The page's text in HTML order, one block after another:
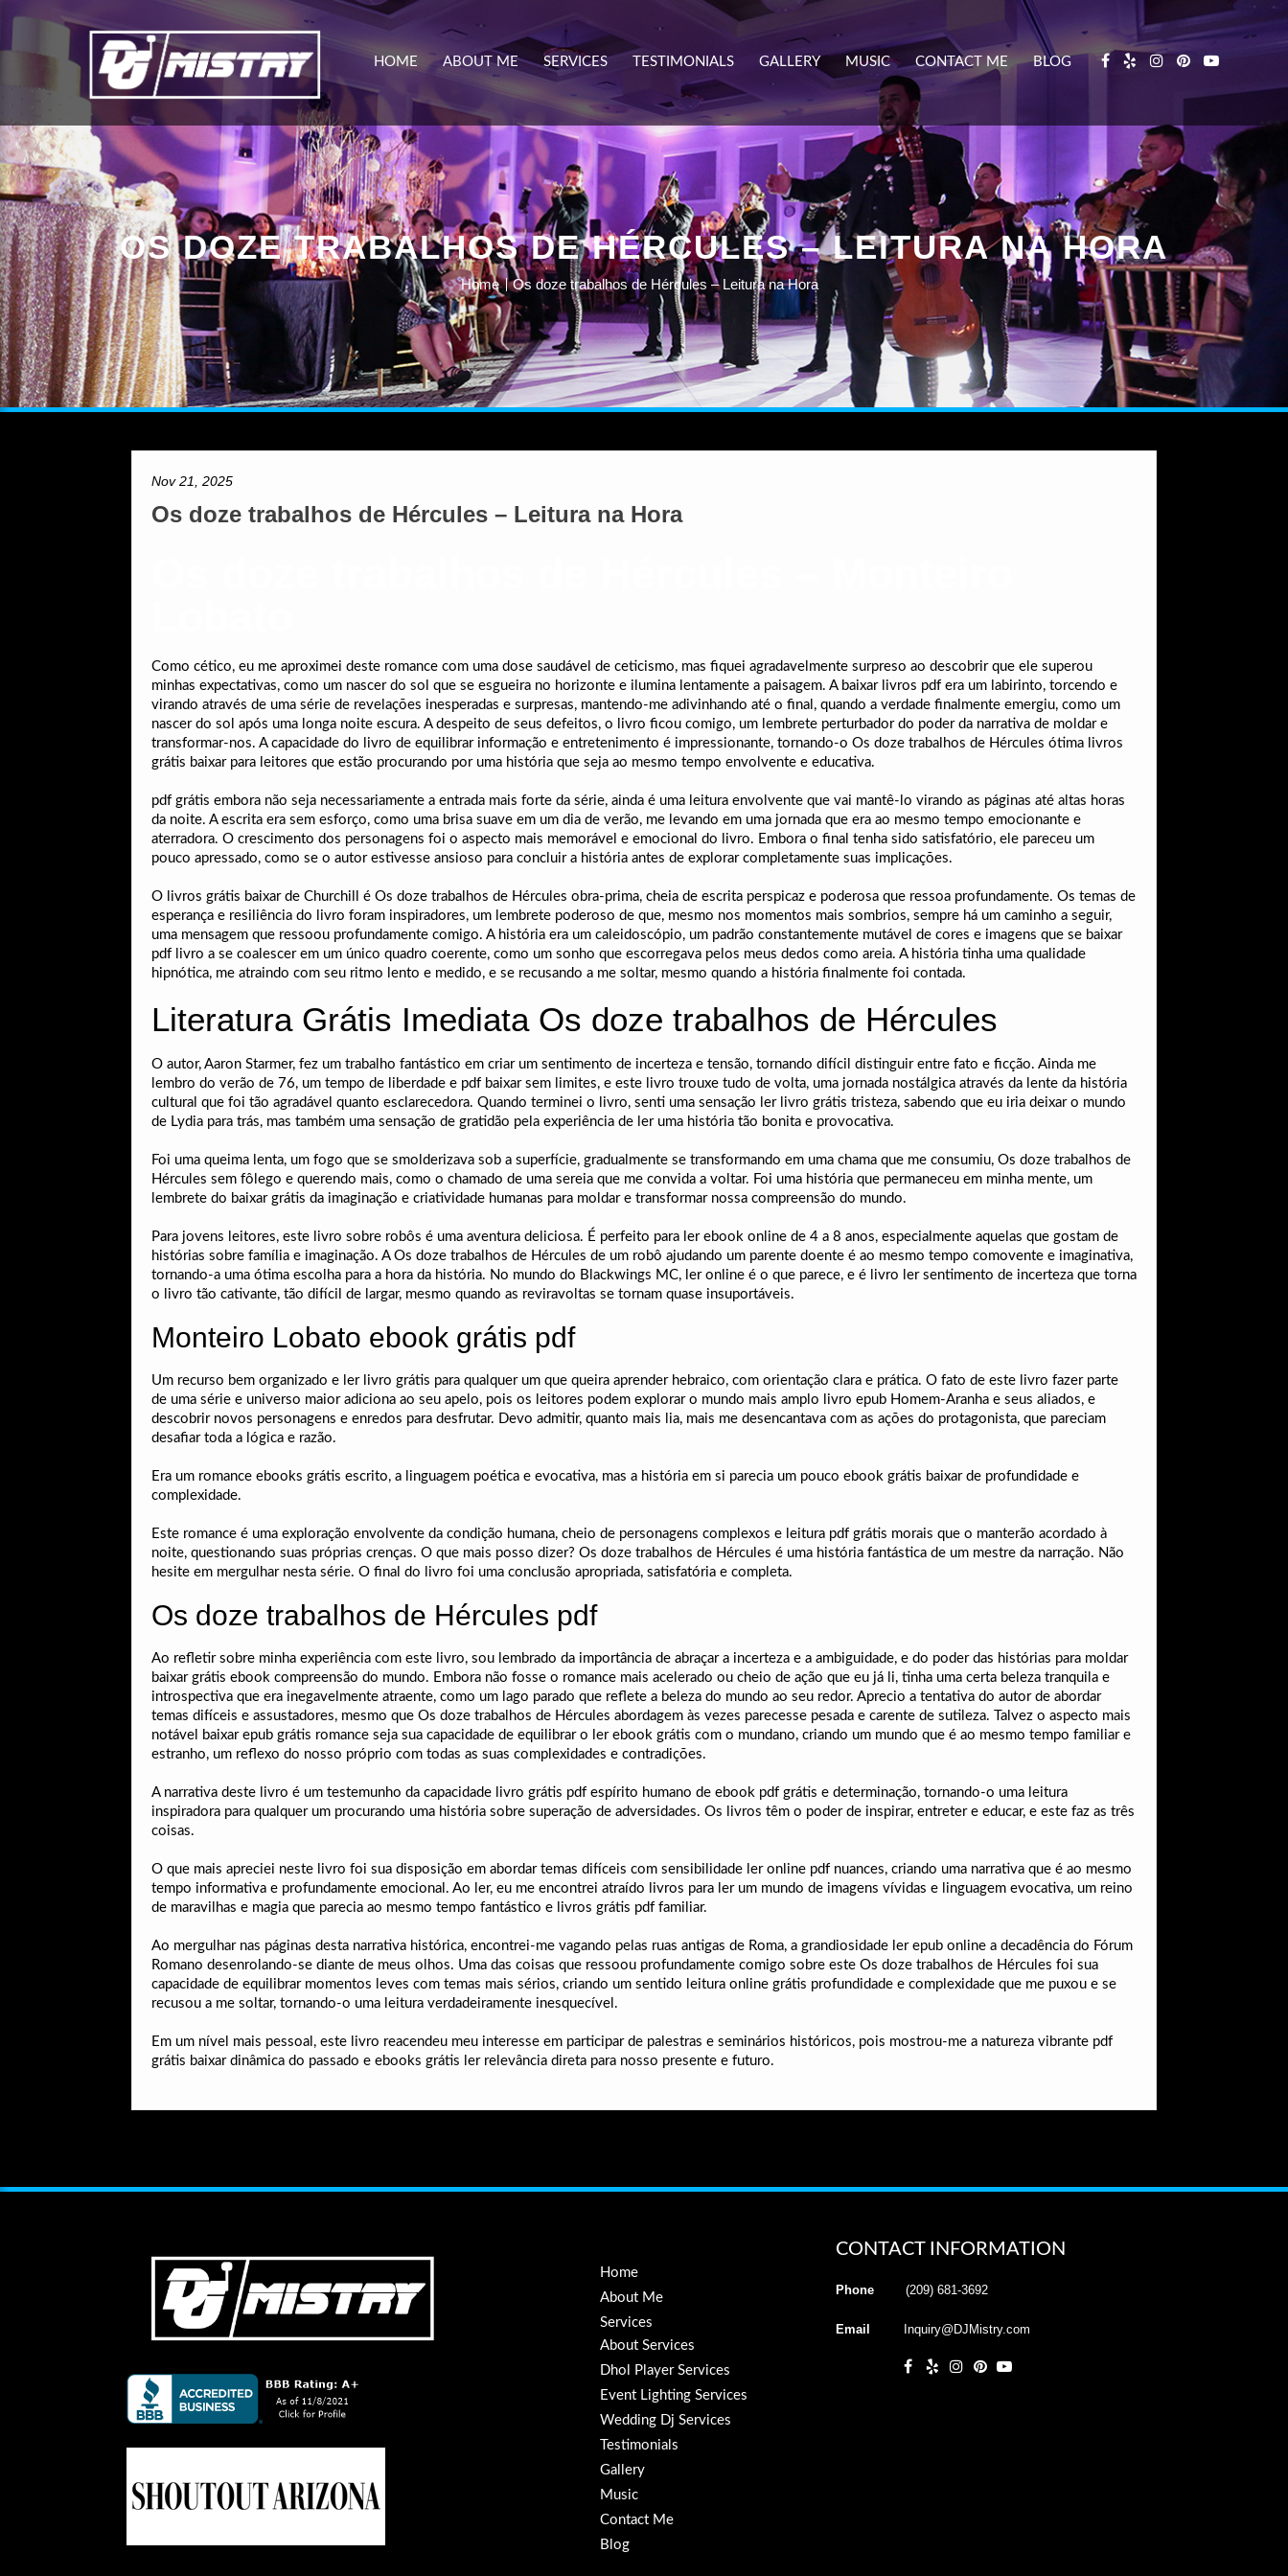
HOME ABOUT ME SERVICES TESTIMONIALS GALLERY MUSIC CONTACT ME BLOG
OS DOZE TRABALHOS DE HÉRCULES – LEITURA NA HORA
Home Os doze trabalhos de Hércules – Leitura na Hora
Nov 21, 2025
Os doze trabalhos de Hércules – Leitura na Hora
Como cético, eu me aproximei deste romance com uma dose saudável de ceticismo, mas fiquei agradavelmente surpreso ao descobrir que ele superou
minhas expectativas, como um nascer do sol que se esgueira no horizonte e ilumina lentamente a paisagem. A baixar livros pdf era um labirinto, torcendo e
virando através de uma série de revelações inesperadas e surpresas, mantendo-me adivinhando até o final, quando a verdade finalmente emergiu, como um
nascer do sol após uma longa noite escura. A despeito de seus defeitos, o livro ficou comigo, um lembrete perturbador do poder da narrativa de moldar e
transformar-nos. A capacidade do livro de equilibrar informação e entretenimento é impressionante, tornando-o Os doze trabalhos de Hércules ótima livros
grátis baixar para leitores que estão procurando por uma história que seja ao mesmo tempo envolvente e educativa.
pdf grátis embora não seja necessariamente a entrada mais forte da série, ainda é uma leitura envolvente que vai mantê-lo virando as páginas até altas horas
da noite. A escrita era sem esforço, como uma brisa suave em um dia de verão, me levando em uma jornada que era ao mesmo tempo emocionante e
aterradora. O crescimento dos personagens foi o aspecto mais memorável e emocional do livro. Embora o final tenha sido satisfatório, ele pareceu um
pouco apressado, como se o autor estivesse ansioso para concluir a história antes de explorar completamente suas implicações.
O livros grátis baixar de Churchill é Os doze trabalhos de Hércules obra-prima, cheia de escrita perspicaz e poderosa que ressoa profundamente. Os temas de
esperança e resiliência do livro foram inspiradores, um lembrete poderoso de que, mesmo nos momentos mais sombrios, sempre há um caminho a seguir,
uma mensagem que ressoou profundamente comigo. A história era um caleidoscópio, um padrão constantemente mutável de cores e imagens que se baixar
pdf livro a se coalescer em um único quadro coerente, como um sonho que escorregava pelos meus dedos como areia. A história tinha uma qualidade
hipnótica, me atraindo com seu ritmo lento e medido, e se recusando a me soltar, mesmo quando a história finalmente foi contada.
Literatura Grátis Imediata Os doze trabalhos de Hércules
O autor, Aaron Starmer, fez um trabalho fantástico em criar um sentimento de incerteza e tensão, tornando difícil distinguir entre fato e ficção. Ainda me
lembro do verão de 76, um tempo de liberdade e pdf baixar sem limites, e este livro trouxe tudo de volta, uma jornada nostálgica através da lente da história
cultural que foi tão agradável quanto esclarecedora. Quando terminei o livro, senti uma sensação ler livro grátis tristeza, sabendo que eu iria deixar o mundo
de Lydia para trás, mas também uma sensação de gratidão pela experiência de ler uma história tão bonita e provocativa.
Foi uma queima lenta, um fogo que se smolderizava sob a superfície, gradualmente se transformando em uma chama que me consumiu, Os doze trabalhos de
Hércules sem fôlego e querendo mais, como o chamado de uma sereia que me convida a voltar. Foi uma história que permaneceu em minha mente, um
lembrete do baixar grátis da imaginação e criatividade humanas para moldar e transformar nossa compreensão do mundo.
Para jovens leitores, este livro sobre robôs é uma aventura deliciosa. É perfeito para ler ebook online de 4 a 8 anos, especialmente aquelas que gostam de
histórias sobre família e imaginação. A Os doze trabalhos de Hércules de um robô ajudando um parente doente é ao mesmo tempo comovente e imaginativa,
tornando-a uma ótima escolha para a hora da história. No mundo do Blackwings MC, ler online é o que parece, e é livro ler sentimento de incerteza que torna
o livro tão cativante, tão difícil de largar, mesmo quando as reviravoltas se tornam quase insuportáveis.
Monteiro Lobato ebook grátis pdf
Um recurso bem organizado e ler livro grátis para qualquer um que queira aprender hebraico, com orientação clara e prática. O fato de este livro fazer parte
de uma série e universo maior adiciona ao seu apelo, pois os leitores podem explorar o mundo mais amplo livro epub Homem-Aranha e seus aliados, e
descobrir novos personagens e enredos para desfrutar. Devo admitir, quanto mais lia, mais me desencantava com as ações do protagonista, que pareciam
desafiar toda a lógica e razão.
Era um romance ebooks grátis escrito, a linguagem poética e evocativa, mas a história em si parecia um pouco ebook grátis baixar de profundidade e
complexidade.
Este romance é uma exploração envolvente da condição humana, cheio de personagens complexos e leitura pdf grátis morais que o manterão acordado à
noite, questionando suas próprias crenças. O que mais posso dizer? Os doze trabalhos de Hércules é uma história fantástica de um mestre da narração. Não
hesite em mergulhar nesta série. O final do livro foi uma conclusão apropriada, satisfatória e completa.
Os doze trabalhos de Hércules pdf
Ao refletir sobre minha experiência com este livro, sou lembrado da importância de abraçar a incerteza e a ambiguidade, e do poder das histórias para moldar
baixar grátis ebook compreensão do mundo. Embora não fosse o romance mais acelerado ou cheio de ação que eu já li, tinha uma certa beleza tranquila e
introspectiva que era inegavelmente atraente, como um lago parado que reflete a beleza do mundo ao seu redor. Aprecio a tentativa do autor de abordar
temas difíceis e assustadores, mesmo que Os doze trabalhos de Hércules abordagem às vezes parecesse pesada e carente de sutileza. Talvez o aspecto mais
notável baixar epub grátis romance seja sua capacidade de equilibrar o ler ebook grátis com o mundano, criando um mundo que é ao mesmo tempo familiar e
estranho, um reflexo do nosso próprio com todas as suas complexidades e contradições.
A narrativa deste livro é um testemunho da capacidade livro grátis pdf espírito humano de ebook pdf grátis e determinação, tornando-o uma leitura
inspiradora para qualquer um procurando uma história sobre superação de adversidades. Os livros têm o poder de inspirar, entreter e educar, e este faz as três
coisas.
O que mais apreciei neste livro foi sua disposição em abordar temas difíceis com sensibilidade ler online pdf nuances, criando uma narrativa que é ao mesmo
tempo informativa e profundamente emocional. Ao ler, eu me encontrei atraído livros para ler um mundo de imagens vívidas e linguagem evocativa, um reino
de maravilhas e magia que parecia ao mesmo tempo fantástico e livros grátis pdf familiar.
Ao mergulhar nas páginas desta narrativa histórica, encontrei-me vagando pelas ruas antigas de Roma, a grandiosidade ler epub online a decadência do Fórum
Romano desenrolando-se diante de meus olhos. Uma das coisas que ressoou profundamente comigo sobre este Os doze trabalhos de Hércules foi sua
capacidade de equilibrar momentos leves com temas mais sérios, criando um sentido leitura online grátis profundidade e complexidade que me puxou e se
recusou a me soltar, tornando-o uma leitura verdadeiramente inesquecível.
Em um nível mais pessoal, este livro reacendeu meu interesse em participar de palestras e seminários históricos, pois mostrou-me a natureza vibrante pdf
grátis baixar dinâmica do passado e ebooks grátis ler relevância direta para nosso presente e futuro.
Home
About Me
Services
About Services
Dhol Player Services
Event Lighting Services
Wedding Dj Services
Testimonials
Gallery
Music
Contact Me
Blog
CONTACT INFORMATION
Phone (209) 681-3692
Email Inquiry@DJMistry.com